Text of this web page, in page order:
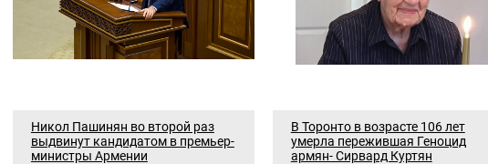
Никол Пашинян во второй раз
выдвинут кандидатом в премьер-
министры Армении
В Торонто в возрасте 106 лет
умерла пережившая Геноцид
армян- Сирвард Куртян